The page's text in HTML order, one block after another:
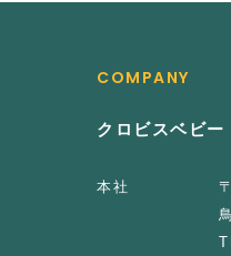
COMPANY
クロビスベビ
本社